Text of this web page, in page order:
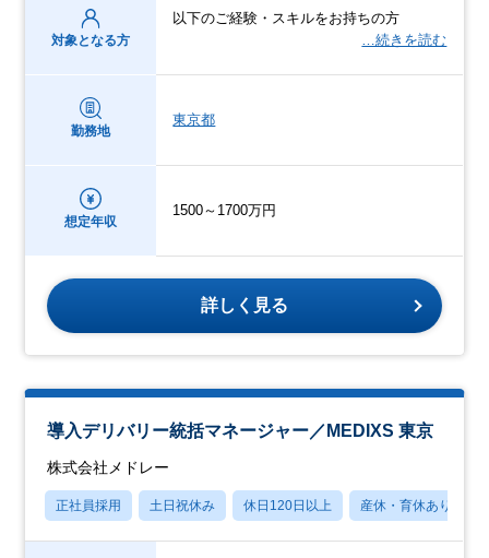
対象となる方
以下のご経験・スキルをお持ちの方
…続きを読む
勤務地
東京都
想定年収
1500～1700万円
詳しく見る
導入デリバリー統括マネージャー／MEDIXS 東京
株式会社メドレー
正社員採用 土日祝休み 休日120日以上 産休・育休あり